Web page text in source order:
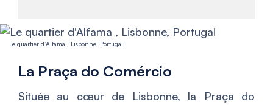
Le quartier d’Alfama , Lisbonne, Portugal
La Praça do Comércio
Située au cœur de Lisbonne, la Praça do